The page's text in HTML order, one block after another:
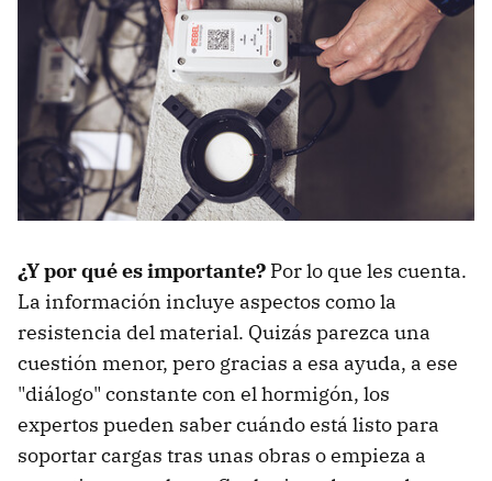
¿Y por qué es importante? Por lo que les cuenta.
La información incluye aspectos como la
resistencia del material. Quizás parezca una
cuestión menor, pero gracias a esa ayuda, a ese
"diálogo" constante con el hormigón, los
expertos pueden saber cuándo está listo para
soportar cargas tras unas obras o empieza a